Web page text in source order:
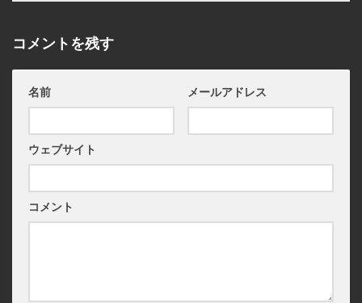
コメントを残す
名前 メールアドレス
ウェブサイト
コメント